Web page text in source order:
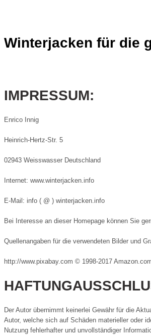
Winterjacken für die
IMPRESSUM:
Enrico Innig
Heinrich-Hertz-Str. 5
02943 Weisswasser Deutschland
Internet: www.winterjacken.info
E-Mail: info ( @ ) winterjacken.info
Bei Interesse an dieser Homepage können Sie
Quellenangaben für die verwendeten Bilder und
http://www.pixabay.com © 1998-2017
Der Autor übernimmt keinerlei Gewähr für die
Autor, welche sich auf Schäden materieller oder
Nutzung fehlerhafter und unvollständiger